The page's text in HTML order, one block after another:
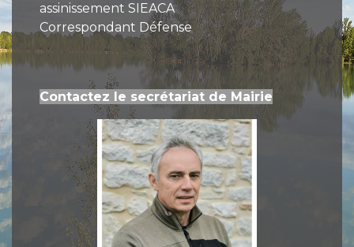
assinissement SIEACA
Correspondant Défense
Contactez le secrétariat de Mairie